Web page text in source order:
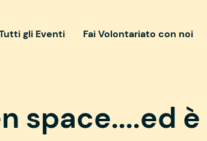
gli Eventi Fai Volontariato con noi
space....ed